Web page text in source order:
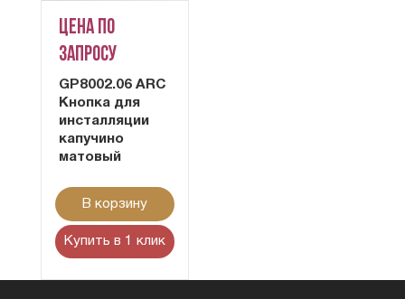
Цена по
запросу
GP8002.06 ARC
Кнопка для
инсталляции
капучино
матовый
В корзину
Купить в 1 клик